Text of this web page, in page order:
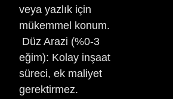
veya yazlık için
mükemmel konum.
Düz Arazi (%0-3
eğim): Kolay inşaat
süreci, ek maliyet
gerektirmez.